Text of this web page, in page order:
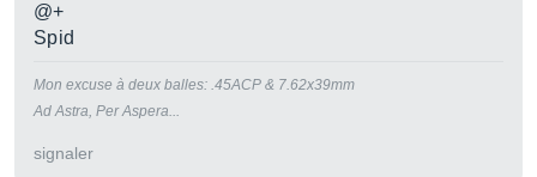
@+
Spid
Mon excuse à deux balles: .45ACP & 7.62x39mm
Ad Astra, Per Aspera...
signaler